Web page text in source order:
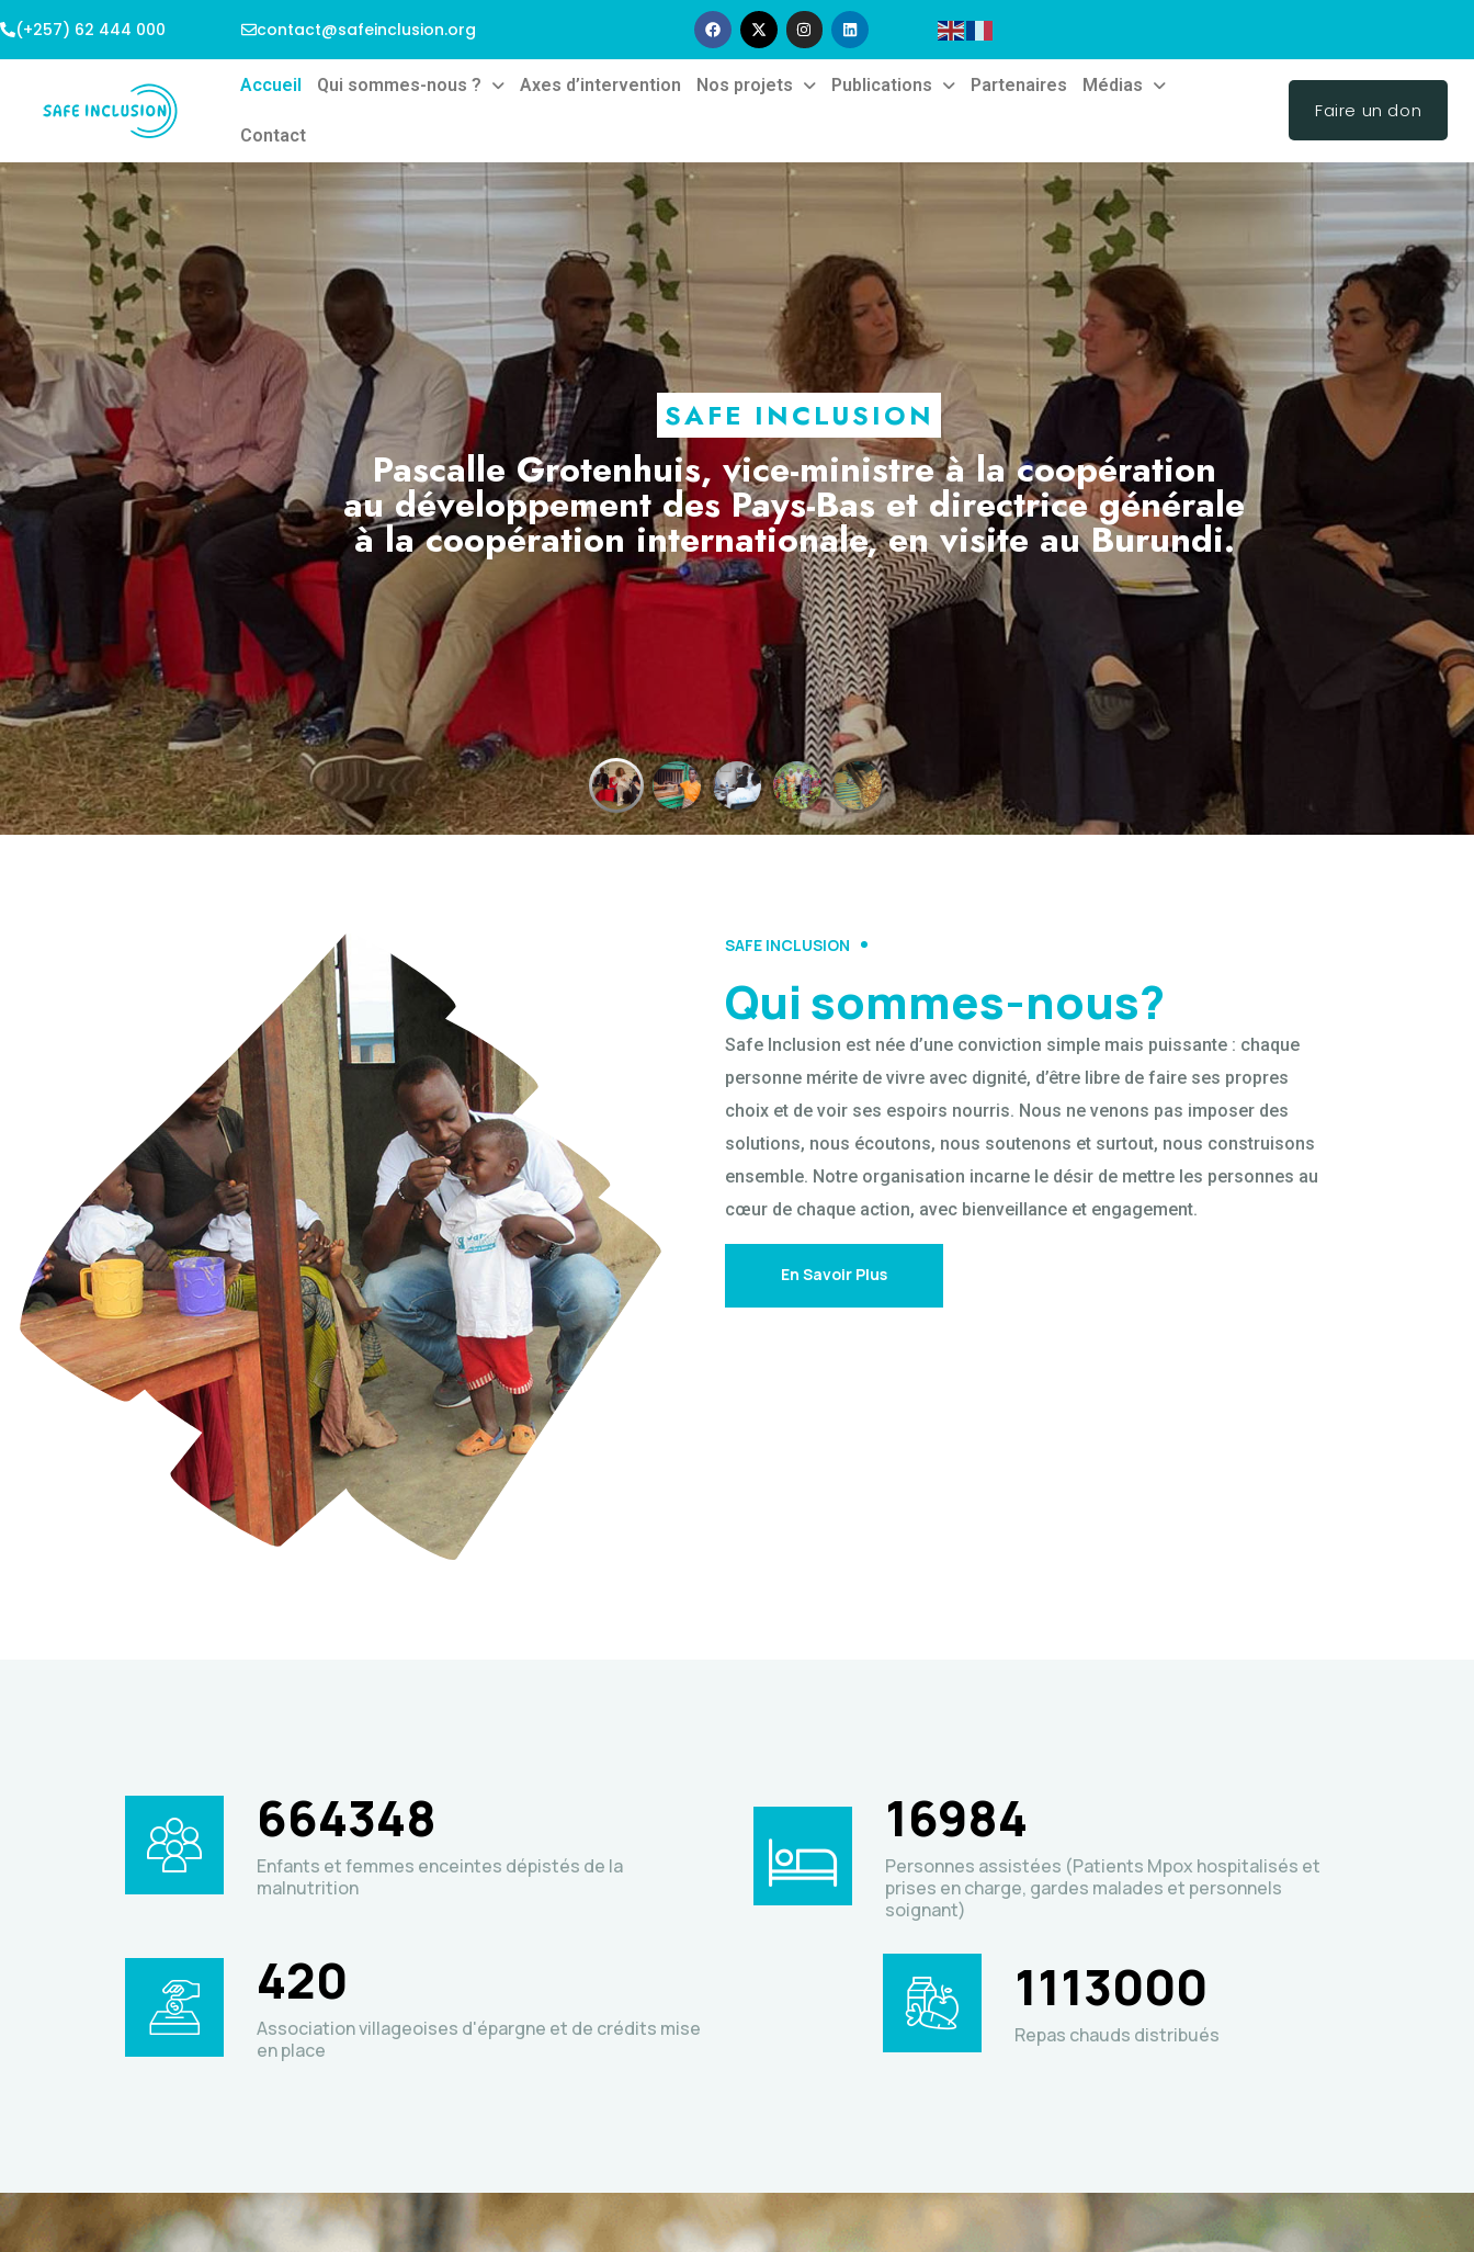
(+257) 62 444 000 contact@safeinclusion.org
Accueil Qui sommes-nous ? Axes d’intervention Nos projets Publications Partenaires Médias
Contact
Faire un don
Pascalle Grotenhuis, vice-ministre à la coopération
au développement des Pays-Bas et directrice générale
à la coopération internationale, en visite au Burundi.
SAFE INCLUSION
EN SAVOIR PLUS
SAFE INCLUSION
Qui sommes-nous?
Safe Inclusion est née d’une conviction simple mais puissante : chaque
personne mérite de vivre avec dignité, d’être libre de faire ses propres
choix et de voir ses espoirs nourris. Nous ne venons pas imposer des
solutions, nous écoutons, nous soutenons et surtout, nous construisons
ensemble. Notre organisation incarne le désir de mettre les personnes au
cœur de chaque action, avec bienveillance et engagement.
En Savoir Plus
664348
Enfants et femmes enceintes dépistés de la
malnutrition
16984
Personnes assistées (Patients Mpox hospitalisés et
prises en charge, gardes malades et personnels
soignant)
420
Association villageoises d'épargne et de crédits mise
en place
1113000
Repas chauds distribués